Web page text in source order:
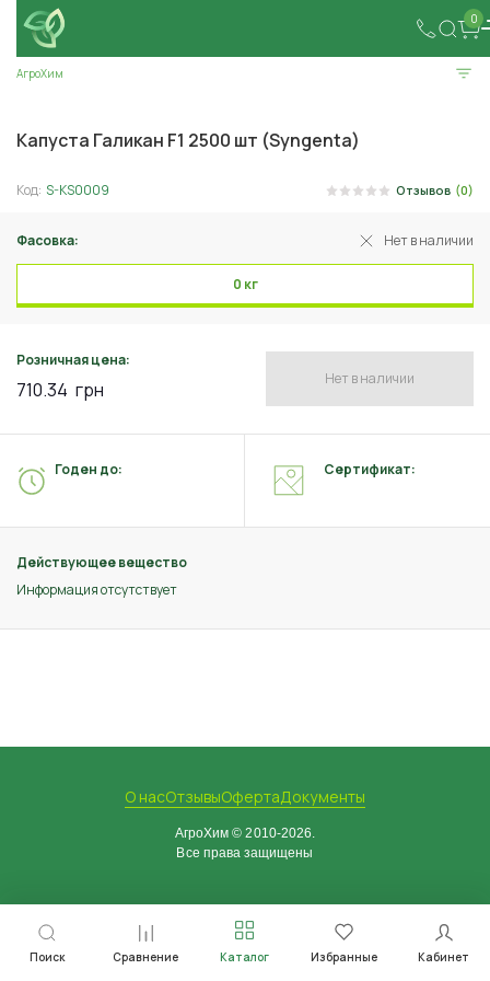
0
Поиск Сравнение Каталог Избранные Кабинет
АгроХим
Капуста Галикан F1 2500 шт (Syngenta)
Код: S-KS0009 Отзывов (0)
Фасовка: Нет в наличии
0 кг
Розничная цена:
710.34 грн Нет в наличии
Действующее вещество
Информация отсутствует
Годен до: Сертификат:
О насОтзывыОфертаДокументы
АгроХим © 2010-2026.
Все права защищены